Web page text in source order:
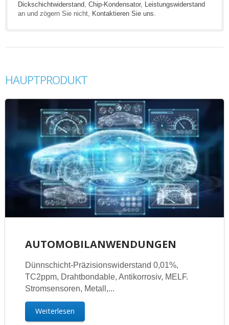
Dickschichtwiderstand, Chip-Kondensator, Leistungswiderstand
an und zögern Sie nicht, Kontaktieren Sie uns.
HAUPTPRODUKT
AUTOMOBILANWENDUNGEN
Dünnschicht-Präzisionswiderstand 0,01%,
TC2ppm, Drahtbondable, Antikorrosiv, MELF.
Stromsensoren, Metall,...
Weiterlesen